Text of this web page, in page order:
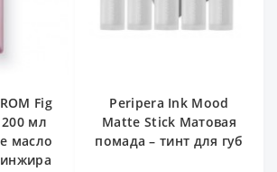
Fig
мл
масло
Peripera Ink Mood
Matte Stick Матовая
помада – тинт для губ